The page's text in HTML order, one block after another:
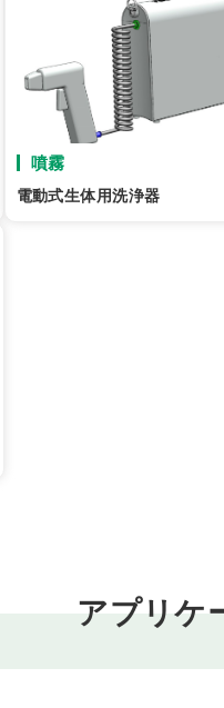
噴霧
電動式生体用洗浄器
アプリケ